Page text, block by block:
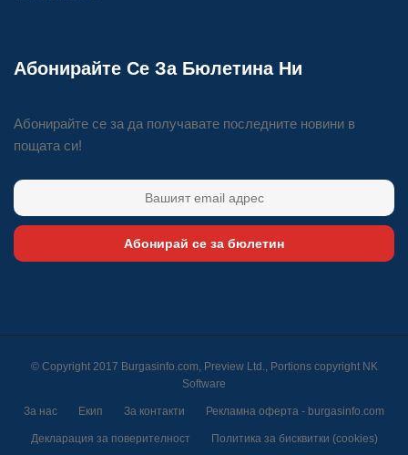
Абонирайте Се За Бюлетина Ни
Абонирайте се за да получавате последните новини в
пощата си!
Абонирай се за бюлетин
© Copyright 2017 Burgasinfo.com, Preview Ltd., Portions copyright NK
Software
За нас Екип За контакти Рекламна оферта - burgasinfo.com
Декларация за поверителност Политика за бисквитки (cookies)